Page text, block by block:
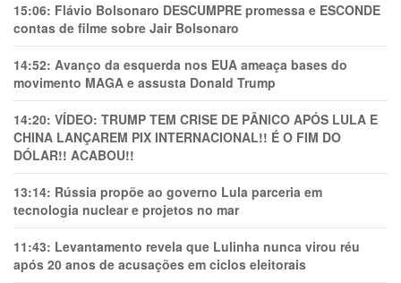
15:06: Flávio Bolsonaro DESCUMPRE promessa e ESCONDE
contas de filme sobre Jair Bolsonaro
14:52: Avanço da esquerda nos EUA ameaça bases do
movimento MAGA e assusta Donald Trump
14:20: VÍDEO: TRUMP TEM CRlSE DE PÂNlCO APÓS LULA E
CHINA LANÇAREM PIX INTERNACIONAL!! É O FIM DO
DÓLAR!! ACABOU!!
13:14: Rússia propõe ao governo Lula parceria em
tecnologia nuclear e projetos no mar
11:43: Levantamento revela que Lulinha nunca virou réu
após 20 anos de acusações em ciclos eleitorais